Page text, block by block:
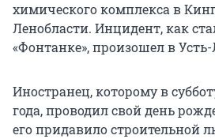
химического комплекса в
Ленобласти. Инцидент, как
«Фонтанке», произошел в
Иностранец, которому в
года, проводил свой день
его придавило строительной